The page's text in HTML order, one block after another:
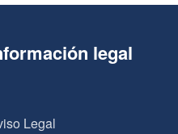
legal
Legal